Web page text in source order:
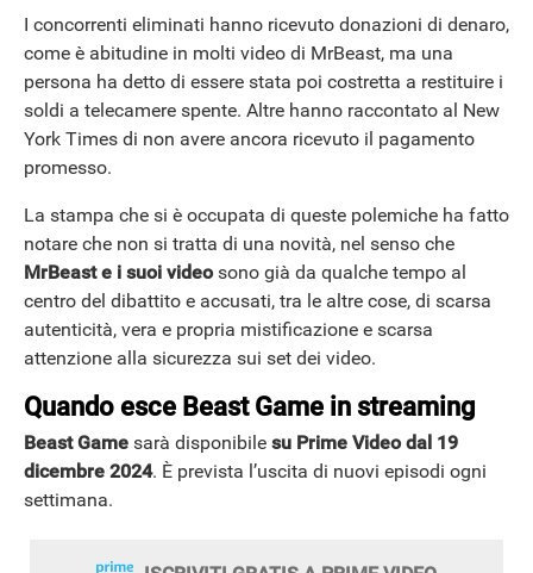
I concorrenti eliminati hanno ricevuto donazioni di denaro,
come è abitudine in molti video di MrBeast, ma una
persona ha detto di essere stata poi costretta a restituire i
soldi a telecamere spente. Altre hanno raccontato al New
York Times di non avere ancora ricevuto il pagamento
promesso.
La stampa che si è occupata di queste polemiche ha fatto
notare che non si tratta di una novità, nel senso che
MrBeast e i suoi videosono già da qualche tempo al
centro del dibattito e accusati, tra le altre cose, di scarsa
autenticità, vera e propria mistificazione e scarsa
attenzione alla sicurezza sui set dei video.
Quando esce Beast Game in streaming
Beast Game sarà disponibile su Prime Video dal 19
dicembre 2024. È prevista l’uscita di nuovi episodi ogni
settimana.